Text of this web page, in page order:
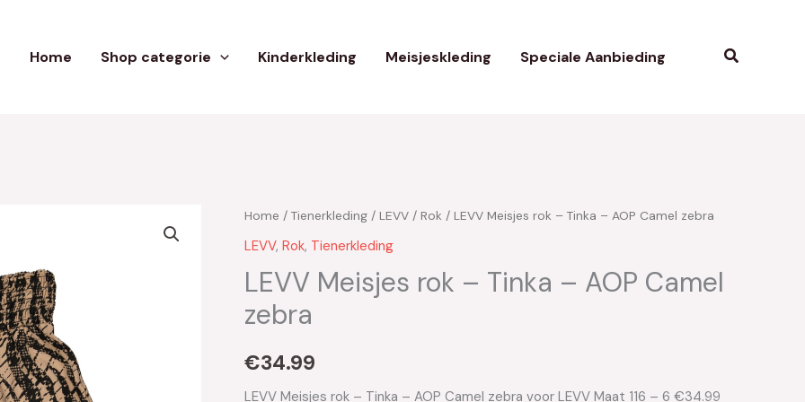
Home Shop categorie Kinderkleding Meisjeskleding Speciale Aanbieding Zoeken
Home / Tienerkleding / LEVV / Rok / LEVV Meisjes rok – Tinka – AOP Camel zebra
LEVV, Rok, Tienerkleding
LEVV Meisjes rok – Tinka – AOP Camel
zebra
€34.99
LEVV Meisjes rok – Tinka – AOP Camel zebra voor LEVV Maat 116 – 6 €34.99